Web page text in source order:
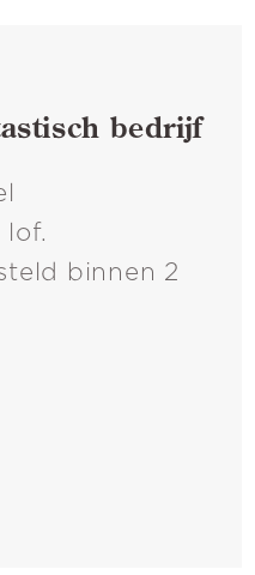
bedrijf
lof.
binnen 2